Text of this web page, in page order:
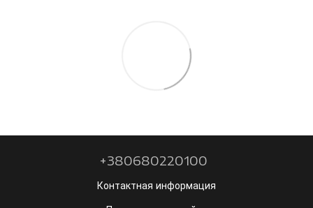
+380680220100
Контактная информация